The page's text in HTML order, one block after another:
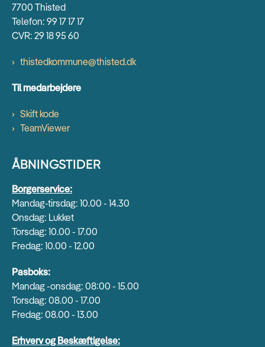
7700 Thisted
Telefon: 99 17 17 17
CVR: 29 18 95 60
thistedkommune@thisted.dk
Til medarbejdere
Skift kode
TeamViewer
ÅBNINGSTIDER
Borgerservice:
Mandag-tirsdag: 10.00 - 14.30
Onsdag: Lukket
Torsdag: 10.00 - 17.00
Fredag: 10.00 - 12.00
Pasboks:
Mandag -onsdag: 08:00 - 15.00
Torsdag: 08.00 - 17.00
Fredag: 08.00 - 13.00
Erhverv og Beskæftigelse: